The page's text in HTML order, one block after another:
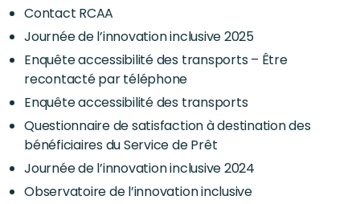
Contact RCAA
Journée de l’innovation inclusive 2025
Enquête accessibilité des transports – Être
recontacté par téléphone
Enquête accessibilité des transports
Questionnaire de satisfaction à destination des
bénéficiaires du Service de Prêt
Journée de l’innovation inclusive 2024
Observatoire de l’innovation inclusive